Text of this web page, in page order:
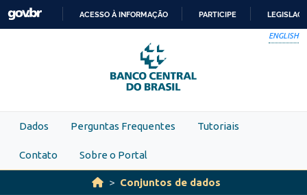
Skip to main content
PARA
O
CONTEÚDO
ACESSO À INFORMAÇÃO PARTICIPE
ENGLISH
Dados Perguntas Frequentes Tutoriais
Contato Sobre o Portal
Conjuntos de dados